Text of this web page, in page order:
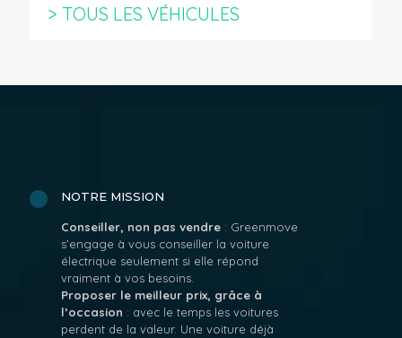
> TOUS LES VÉHICULES
NOTRE MISSION
Conseiller, non pas vendre : Greenmove
s’engage à vous conseiller la voiture
électrique seulement si elle répond
vraiment à vos besoins.
Proposer le meilleur prix, grâce à
l’occasion : avec le temps les voitures
perdent de la valeur. Une voiture déjà